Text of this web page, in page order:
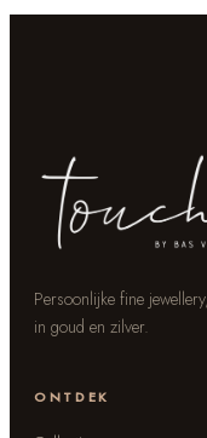
Persoonlijke fine
in goud en zilver.
ONTDEK